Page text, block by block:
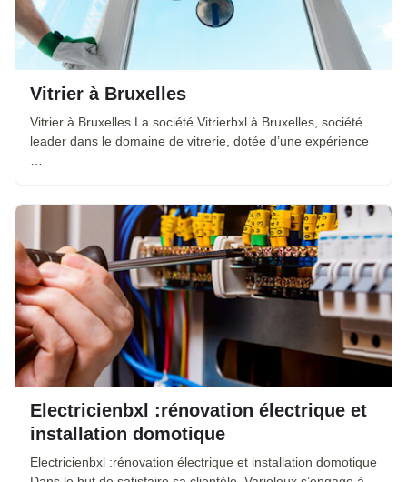
Vitrier à Bruxelles
Vitrier à Bruxelles La société Vitrierbxl à Bruxelles, société
leader dans le domaine de vitrerie, dotée d’une expérience
Electricienbxl :rénovation électrique et
installation domotique
Electricienbxl :rénovation électrique et installation domotique